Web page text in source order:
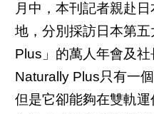
月中，本刊記者親赴
地，分別採訪日本第
Plus」的萬人年會及社
Naturally Plus只有一
但是它卻能夠在雙軌